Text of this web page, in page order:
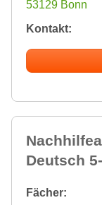
53129 Bonn
Kontakt:
Deutsch
Fächer: